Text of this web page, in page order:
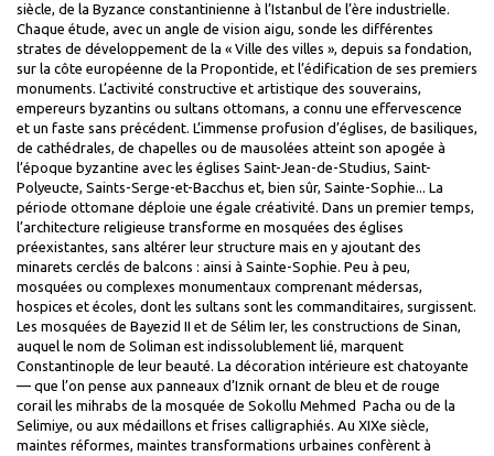
siècle, de la Byzance constantinienne à l’Istanbul de l’ère industrielle.
Chaque étude, avec un angle de vision aigu, sonde les différentes
strates de développement de la « Ville des villes », depuis sa fondation,
sur la côte européenne de la Propontide, et l’édification de ses premiers
monuments. L’activité constructive et artistique des souverains,
empereurs byzantins ou sultans ottomans, a connu une effervescence
et un faste sans précédent. L’immense profusion d’églises, de basiliques,
de cathédrales, de chapelles ou de mausolées atteint son apogée à
l’époque byzantine avec les églises Saint-Jean-de-Studius, Saint-
Polyeucte, Saints-Serge-et-Bacchus et, bien sûr, Sainte-Sophie... La
période ottomane déploie une égale créativité. Dans un premier temps,
l’architecture religieuse transforme en mosquées des églises
préexistantes, sans altérer leur structure mais en y ajoutant des
minarets cerclés de balcons : ainsi à Sainte-Sophie. Peu à peu,
mosquées ou complexes monumentaux comprenant médersas,
hospices et écoles, dont les sultans sont les commanditaires, surgissent.
Les mosquées de Bayezid II et de Sélim Ier, les constructions de Sinan,
auquel le nom de Soliman est indissolublement lié, marquent
Constantinople de leur beauté. La décoration intérieure est chatoyante
— que l’on pense aux panneaux d’Iznik ornant de bleu et de rouge
corail les mihrabs de la mosquée de Sokollu Mehmed Pacha ou de la
Selimiye, ou aux médaillons et frises calligraphiés. Au XIXe siècle,
maintes réformes, maintes transformations urbaines confèrent à